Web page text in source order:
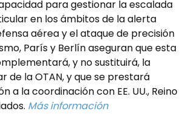
para gestionar la escalada
en los ámbitos de la alerta
aérea y el ataque de precisión
París y Berlín aseguran que esta
y no sustituirá, la
de la OTAN, y que se prestará
a la coordinación con EE. UU., Reino
Más información